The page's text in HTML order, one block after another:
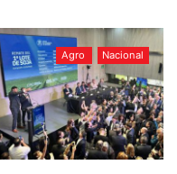
Agro Nacional